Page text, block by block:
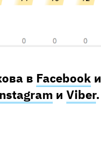
в Facebook и
и Viber.